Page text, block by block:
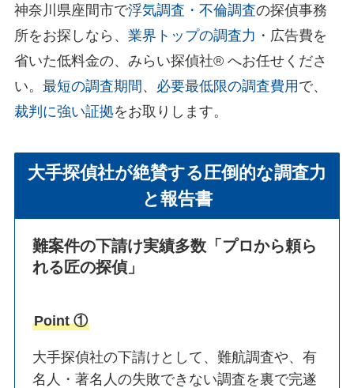
神奈川県座間市で浮気調査・不倫調査の探偵事務
所をお探しなら、 業界トップの調査力 ・広告費を
省いた低料金の、みらい探偵社®︎ へお任せくださ
い。 最短の調査期間 、 必要最低限の調査費用 で、
裁判に強い証拠をお取りします。
大手探偵社が絶賛する圧倒的な調査力
と報告書
難案件の下請け実績多数 「プロから頼ら
れる匠の探偵」
Point ①
大手探偵社の下請けとして、難航調査や、有
名人・著名人の失敗できない調査を裏で完遂